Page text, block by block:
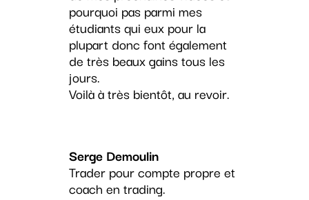
pourquoi pas parmi mes
étudiants qui eux pour la
plupart donc font également
de très beaux gains tous les
jours.
Voilà à très bientôt, au revoir.
Serge Demoulin
Trader pour compte propre et
coach en trading.